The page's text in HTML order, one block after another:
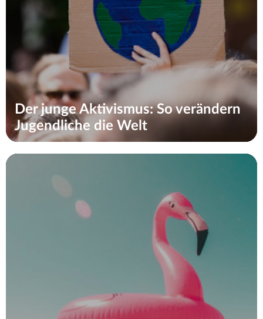
Der junge Aktivismus: So verändern
Jugendliche die Welt